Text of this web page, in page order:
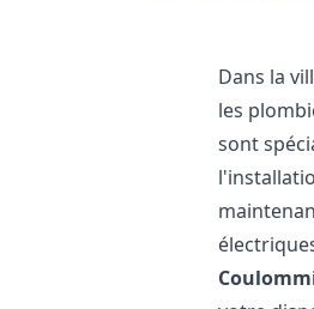
Dans la
les
sont